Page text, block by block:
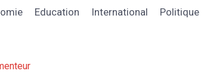
Education International Politique